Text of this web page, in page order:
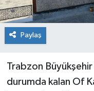
Paylaş
Trabzon Büyükşehir
durumda kalan Of